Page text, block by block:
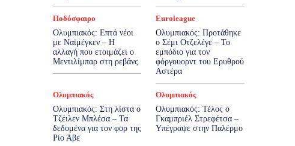
Ποδόσφαιρο
Ολυμπιακός: Επτά νέοι
με Ναϊμέγκεν – Η
αλλαγή που ετοιμάζει ο
Μεντιλίμπαρ στη ρεβάνς
Euroleague
Ολυμπιακός: Προτάθηκε
ο Σέμι Οτζελέγε – Το
εμπόδιο για τον
φόργουορντ του Ερυθρού
Αστέρα
Ολυμπιακός
Ολυμπιακός: Στη λίστα ο
Τζέιλεν Μπλέσα – Τα
δεδομένα για τον φορ της
Ρίο Άβε
Ολυμπιακός
Ολυμπιακός: Τέλος ο
Γκαμπριέλ Στρεφέτσα –
Υπέγραψε στην Παλέρμο